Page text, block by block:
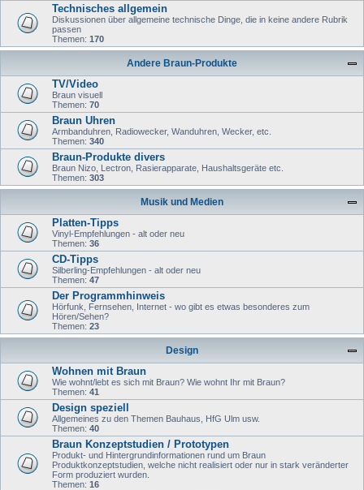
Technisches allgemein
Diskussionen über allgemeine technische Dinge, die in keine andere Rubrik
passen
Themen: 170
Andere Braun-Produkte
TV/Video
Braun visuell
Themen: 70
Braun Uhren
Armbanduhren, Radiowecker, Wanduhren, Wecker, etc.
Themen: 340
Braun-Produkte divers
Braun Nizo, Lectron, Rasierapparate, Haushaltsgeräte etc.
Themen: 303
Musik und Medien
Platten-Tipps
Vinyl-Empfehlungen - alt oder neu
Themen: 36
CD-Tipps
Silberling-Empfehlungen - alt oder neu
Themen: 47
Der Programmhinweis
Hörfunk, Fernsehen, Internet - wo gibt es etwas besonderes zum
Hören/Sehen?
Themen: 23
Design
Wohnen mit Braun
Wie wohnt/lebt es sich mit Braun? Wie wohnt Ihr mit Braun?
Themen: 41
Design speziell
Allgemeines zu den Themen Bauhaus, HfG Ulm usw.
Themen: 40
Braun Konzeptstudien / Prototypen
Produkt- und Hintergrundinformationen rund um Braun
Produktkonzeptstudien, welche nicht realisiert oder nur in stark veränderter
Form produziert wurden.
Themen: 16